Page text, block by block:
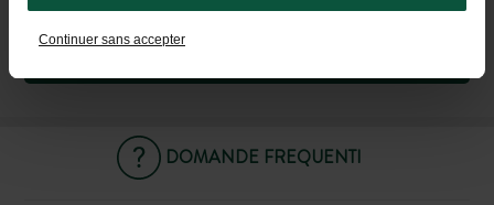
Continuer sans accepter
DOMANDE FREQUENTI